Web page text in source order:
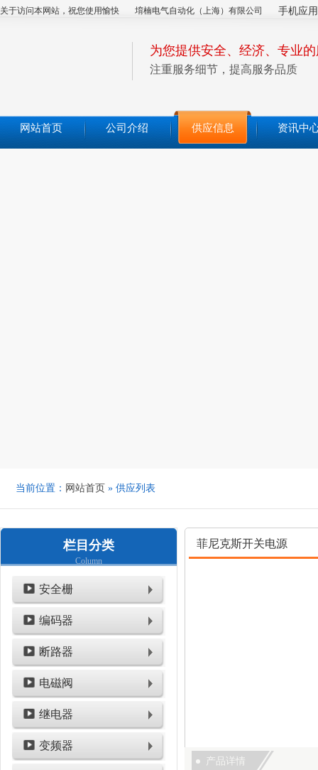
关于访问本网站，祝您使用愉快 堉楠电气自动化（上海）有限公司 手机应用
为您提供安全、经济、专业
注重服务细节，提高服务品质
网站首页 公司介绍 供应信息 资讯中
当前位置： 网站首页 » 供应列表
栏目分类
Column
安全栅
编码器
断路器
电磁阀
继电器
变频器
菲尼克斯开关电源
产品详情